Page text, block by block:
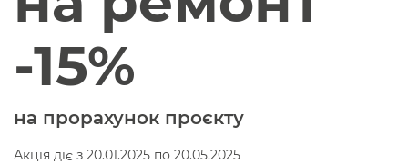
-15%
на прорахунок проєкту
Акція діє з 20.01.2025 по 20.05.2025